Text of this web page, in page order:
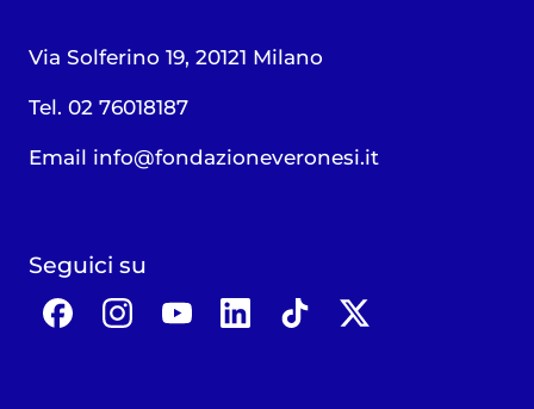
Via Solferino 19, 20121 Milano
Tel. 02 76018187
Email info@fondazioneveronesi.it
Seguici su